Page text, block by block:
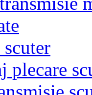
plecare